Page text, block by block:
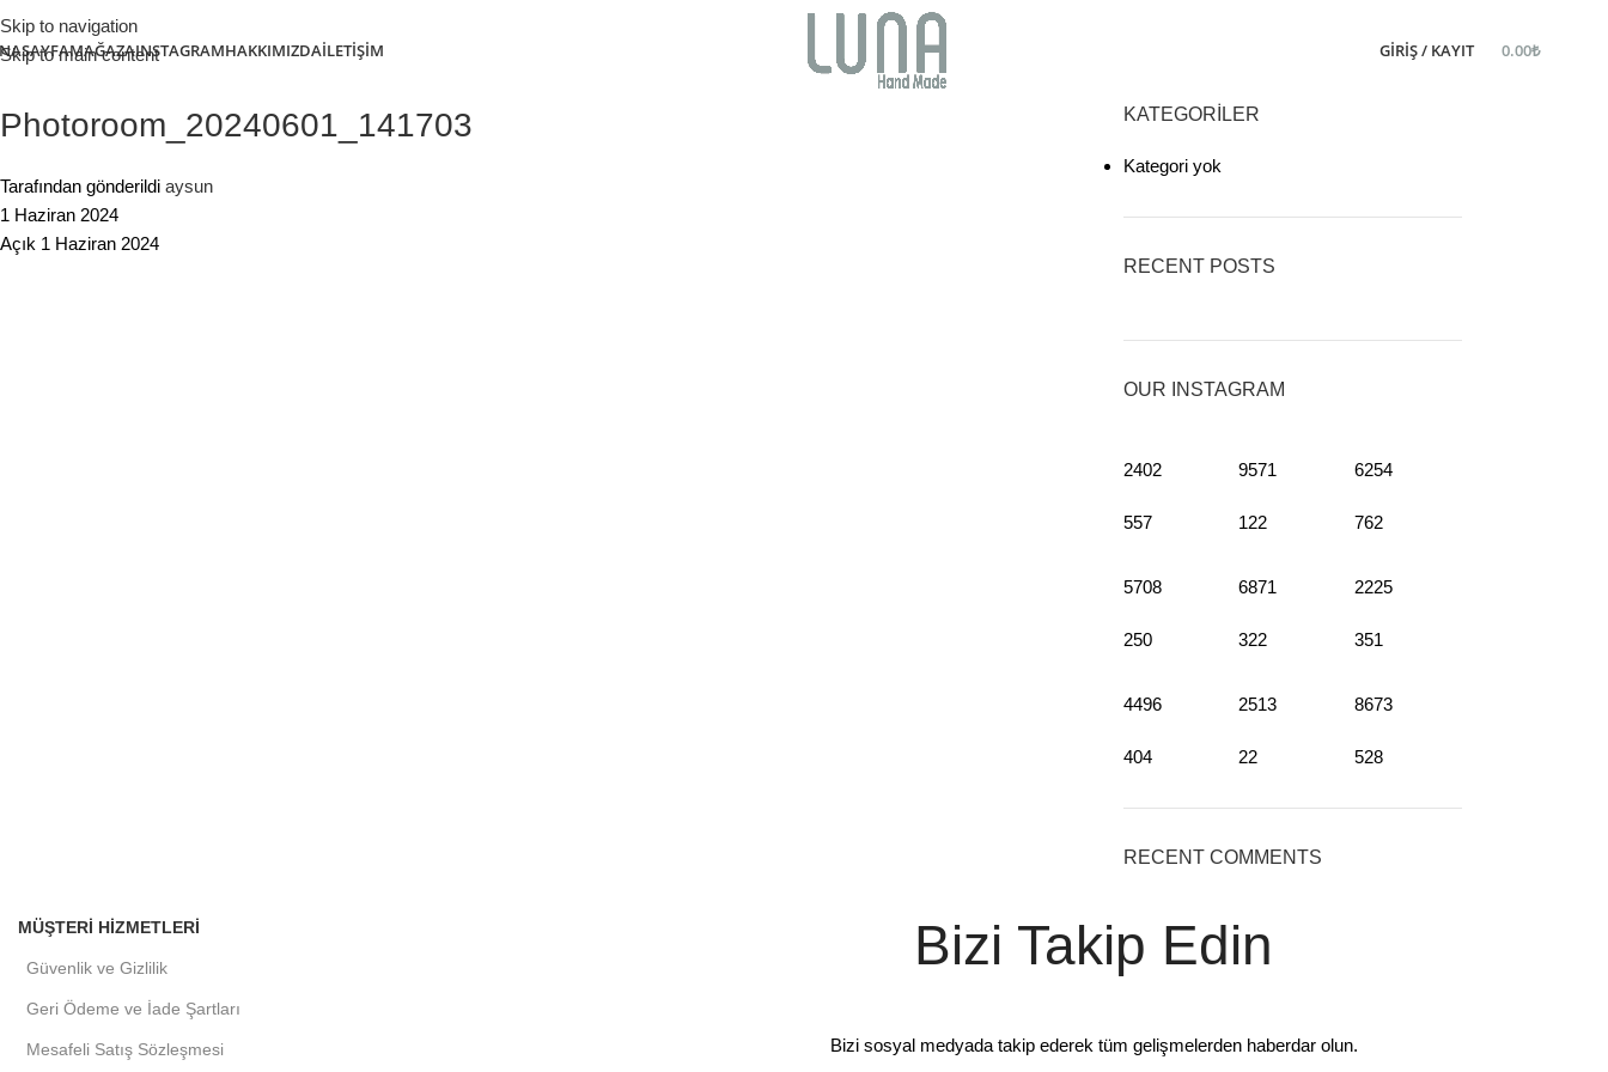
Skip to navigation
Skip to main content
MAĞAZAINSTAGRAMHAKKIMIZDAİLETIŞIM GIRIŞ / KAYIT 0.00₺
Photoroom_20240601_141703
Tarafından gönderildi aysun
1 Haziran 2024
Açık 1 Haziran 2024
KATEGORILER
Kategori yok
RECENT POSTS
OUR INSTAGRAM
2402
557
9571
122
6254
762
5708
250
6871
322
2225
351
4496
404
2513
22
8673
528
RECENT COMMENTS
MÜŞTERI HIZMETLERI
Güvenlik ve Gizlilik
Geri Ödeme ve İade Şartları
Mesafeli Satış Sözleşmesi
Bizi Takip Edin
Bizi sosyal medyada takip ederek tüm gelişmelerden haberdar olun.